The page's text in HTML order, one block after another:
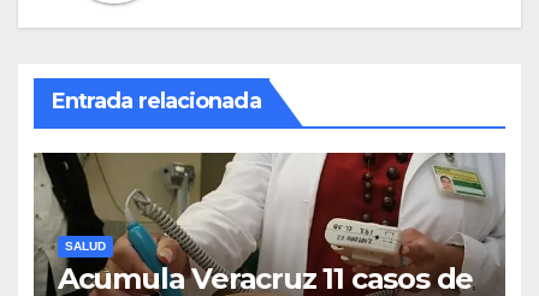
Entrada relacionada
SALUD
Acumula Veracruz 11 casos de